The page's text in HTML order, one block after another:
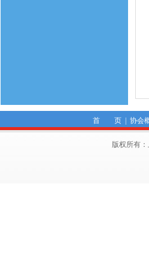
首 页| 协会
版权所有：